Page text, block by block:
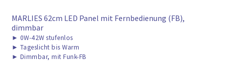
MARLIES 62cm LED Panel mit Fernbedienung (FB),
dimmbar
► 0W-42W stufenlos
► Tageslicht bis Warm
► Dimmbar, mit Funk-FB